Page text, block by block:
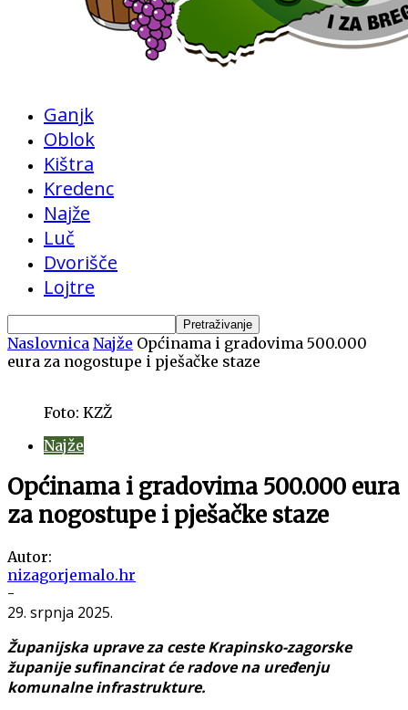
Ganjk
Oblok
Kištra
Kredenc
Najže
Luč
Dvorišče
Lojtre
Naslovnica Najže Općinama i gradovima 500.000
eura za nogostupe i pješačke staze
Foto: KZŽ
Najže
Općinama i gradovima 500.000 eura
za nogostupe i pješačke staze
Autor:
nizagorjemalo.hr
-
29. srpnja 2025.
Županijska uprave za ceste Krapinsko-zagorske
županije sufinancirat će radove na uređenju
komunalne infrastrukture.